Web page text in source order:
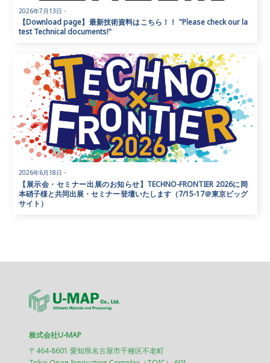
2026年7月13日 ・
【Download page】最新技術資料はこちら！！ "Please check our la
test Technical documents!"
2026年6月18日 ・
【展示会・セミナー出展のお知らせ】TECHNO-FRONTIER 2026に岡
本硝子様と共同出展・セミナー登壇いたします（7/15-17＠東京ビッグ
サイト）
株式会社U-MAP
〒464-8601 愛知県名古屋市千種区不老町